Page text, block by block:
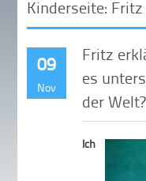
Kinderseite:
09
Nov
Fritz
es
der Welt?
Ich